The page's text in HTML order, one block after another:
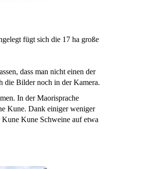
fügt sich die 17 ha große
dass man nicht einen der
die Bilder noch in der Kamera.
In der Maorisprache
Kune. Dank einiger weniger
Kune Schweine auf etwa